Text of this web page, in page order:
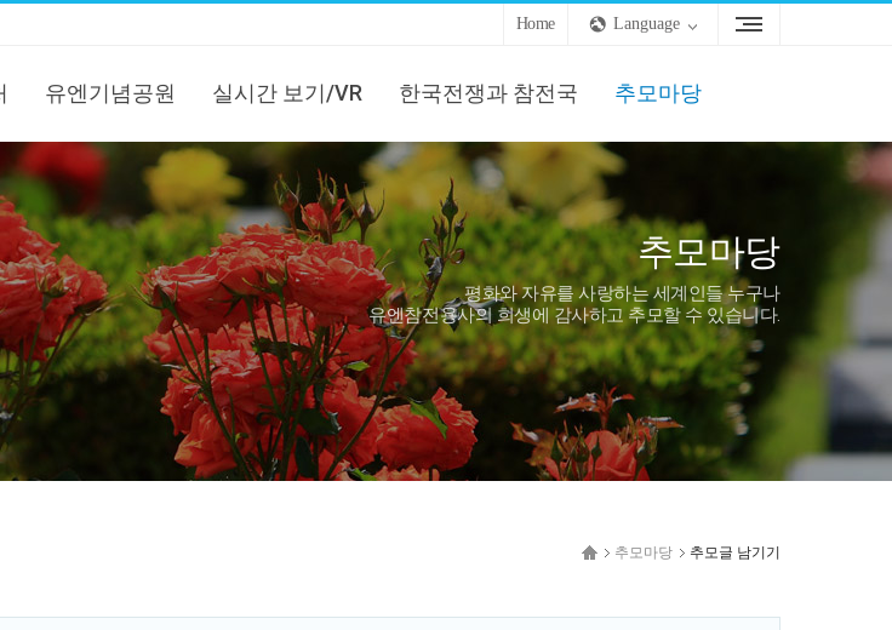
Home Language
유엔기념공원 실시간 보기/VR 한국전쟁과 참전국 추모마당
추모마당
평화와 자유를 사랑하는 세계인들 누구나
유엔참전용사의 희생에 감사하고 추모할 수 있습니다.
추모마당 추모글 남기기